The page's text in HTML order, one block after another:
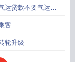
运贷款不要气运贷
客
轮升级